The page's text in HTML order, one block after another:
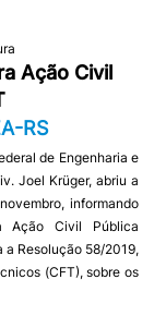
Ação Civil
RS
de Engenharia e
Joel Krüger, abriu a
informando
Ação Civil Pública
Resolução 58/2019,
(CFT), sobre os